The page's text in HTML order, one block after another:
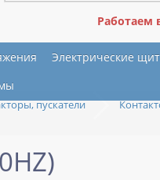
Работаем
Электрические
пускатели